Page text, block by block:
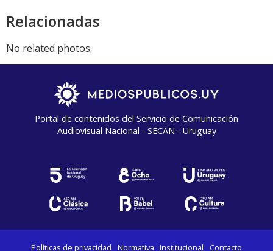
Relacionadas
No related photos.
Portal de contenidos del Servicio de Comunicación
Audiovisual Nacional - SECAN - Uruguay
Políticas de privacidad Normativa Institucional Contacto